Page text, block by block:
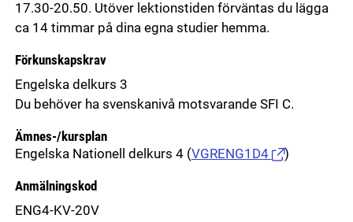
17.30-20.50. Utöver lektionstiden förväntas du lägga
ca 14 timmar på dina egna studier hemma.
Förkunskapskrav
Engelska delkurs 3
Du behöver ha svenskanivå motsvarande SFI C.
Ämnes-/kursplan
Engelska Nationell delkurs 4 (VGRENG1D4 )
Anmälningskod
ENG4-KV-20V